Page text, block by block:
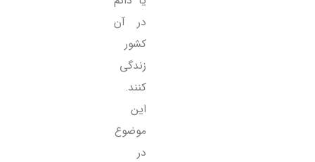
در آن
کشور
زندگی
کنند.
این
موضوع
در